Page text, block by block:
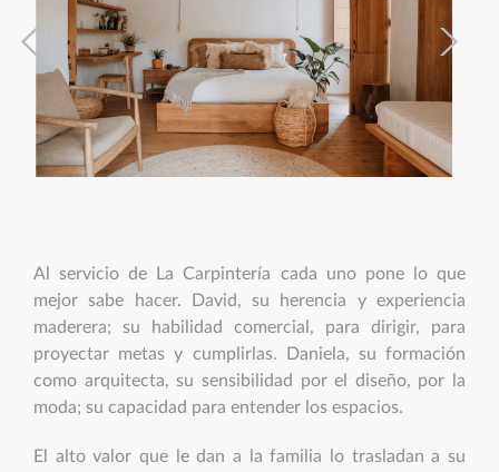
Al servicio de La Carpintería cada uno pone lo que
mejor sabe hacer. David, su herencia y experiencia
maderera; su habilidad comercial, para dirigir, para
proyectar metas y cumplirlas. Daniela, su formación
como arquitecta, su sensibilidad por el diseño, por la
moda; su capacidad para entender los espacios.
El alto valor que le dan a la familia lo trasladan a su